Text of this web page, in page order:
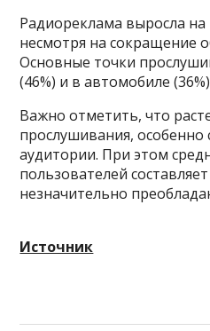
Радиореклама выросла на
несмотря на сокращение
Основные точки
(46%) и в автомобиле
Важно отметить, что
прослушивания,
аудитории. При этом
пользователей
незначительно
Источник